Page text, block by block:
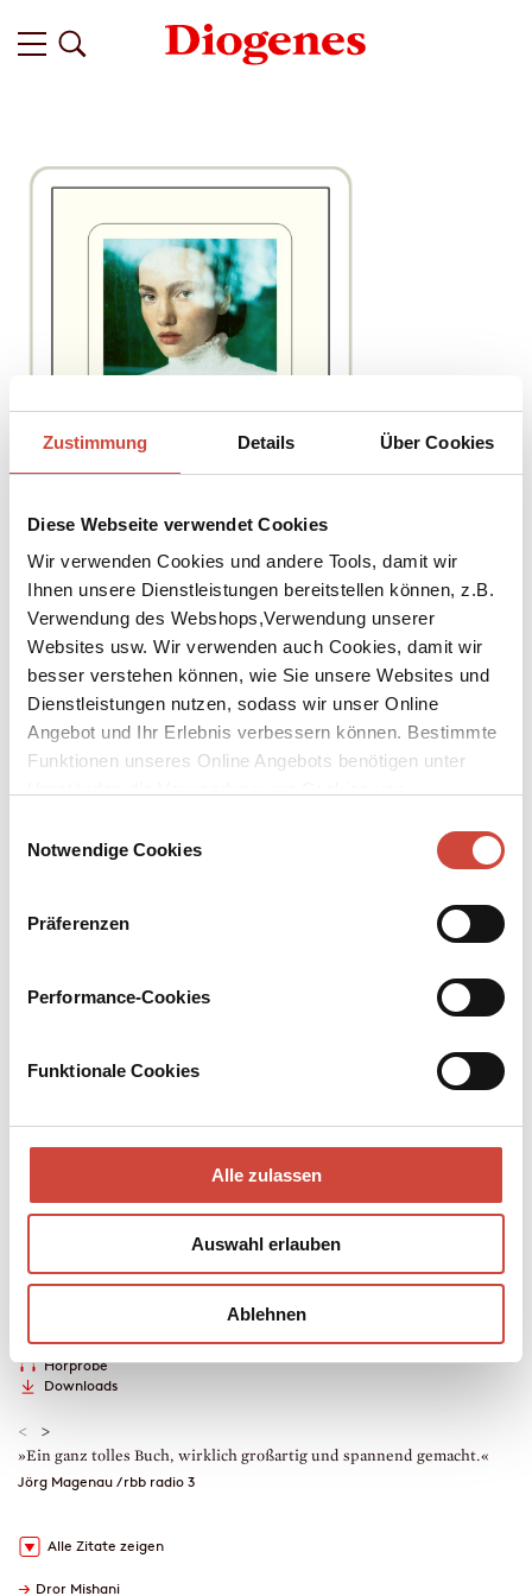
Zustimmung Details Über Cookies
Diese Webseite verwendet Cookies
Wir verwenden Cookies und andere Tools, damit wir
Ihnen unsere Dienstleistungen bereitstellen können, z.B.
Verwendung des Webshops,Verwendung unserer
Websites usw. Wir verwenden auch Cookies, damit wir
besser verstehen können, wie Sie unsere Websites und
Dienstleistungen nutzen, sodass wir unser Online
Angebot und Ihr Erlebnis verbessern können. Bestimmte
Funktionen unseres Online Angebots benötigen unter
Notwendige Cookies
Präferenzen
Performance-Cookies
Funktionale Cookies
Alle zulassen
Auswahl erlauben
Ablehnen
Download Bilddatei ↘
Kaufen
Nicht
Aus dem Hebräischen von Markus Lemke
verlieren, obwohl noch so viel vor ihm liegt. Die Kinder sind aus
dem Haus, KI bedroht seine Arbeit als Übersetzer. Vor allem hat
er sich sicher, wird er kein zweites Mal finden. Bis ihm bei
gemeinsamen Freunden eine Cellistin begegnet. Es entspinnt sich,
Verhältnis, und plötzlich steht wieder alles auf dem Spiel.
erschienen am 22. April 2026
* unverb. Preisempfehlung
Leseprobe
Hörprobe
Downloads
Drucken
< >
»Ein ganz tolles Buch, wirklich großartig und spannend gemacht.«
Jörg Magenau / rbb radio 3
Alle Zitate zeigen
→ Dror Mishani